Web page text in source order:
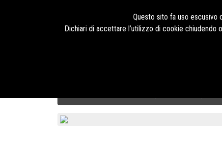
Questo sito fa uso escusivo
Dichiari di accettare l’utilizzo di cookie chiudendo